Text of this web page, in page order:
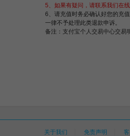
5、如果有疑问，请联系我们在
6、请充值时务必确认好您的充
一律不予处理此类退款申诉。
备注： 支付宝个人交易中心交易
关于我们 免责声明